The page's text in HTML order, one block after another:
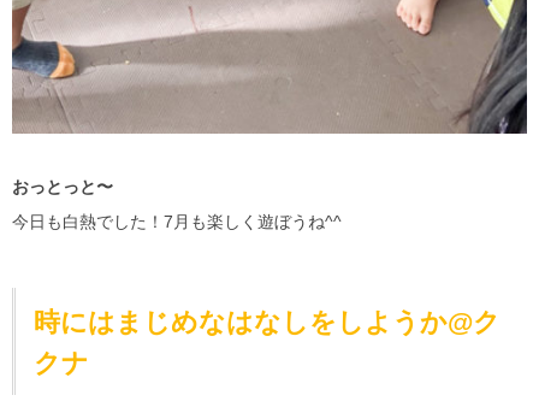
おっとっと〜
今日も白熱でした！7月も楽しく遊ぼうね^^
時にはまじめなはなしをしようか@ク
クナ